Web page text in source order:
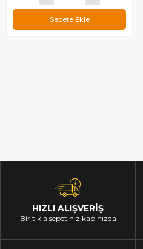
Sepete Ekle
HIZLI ALIŞVERİŞ
Bir tıkla sepetiniz kapınızda